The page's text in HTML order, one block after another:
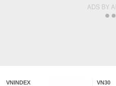
VNINDEX
VN30